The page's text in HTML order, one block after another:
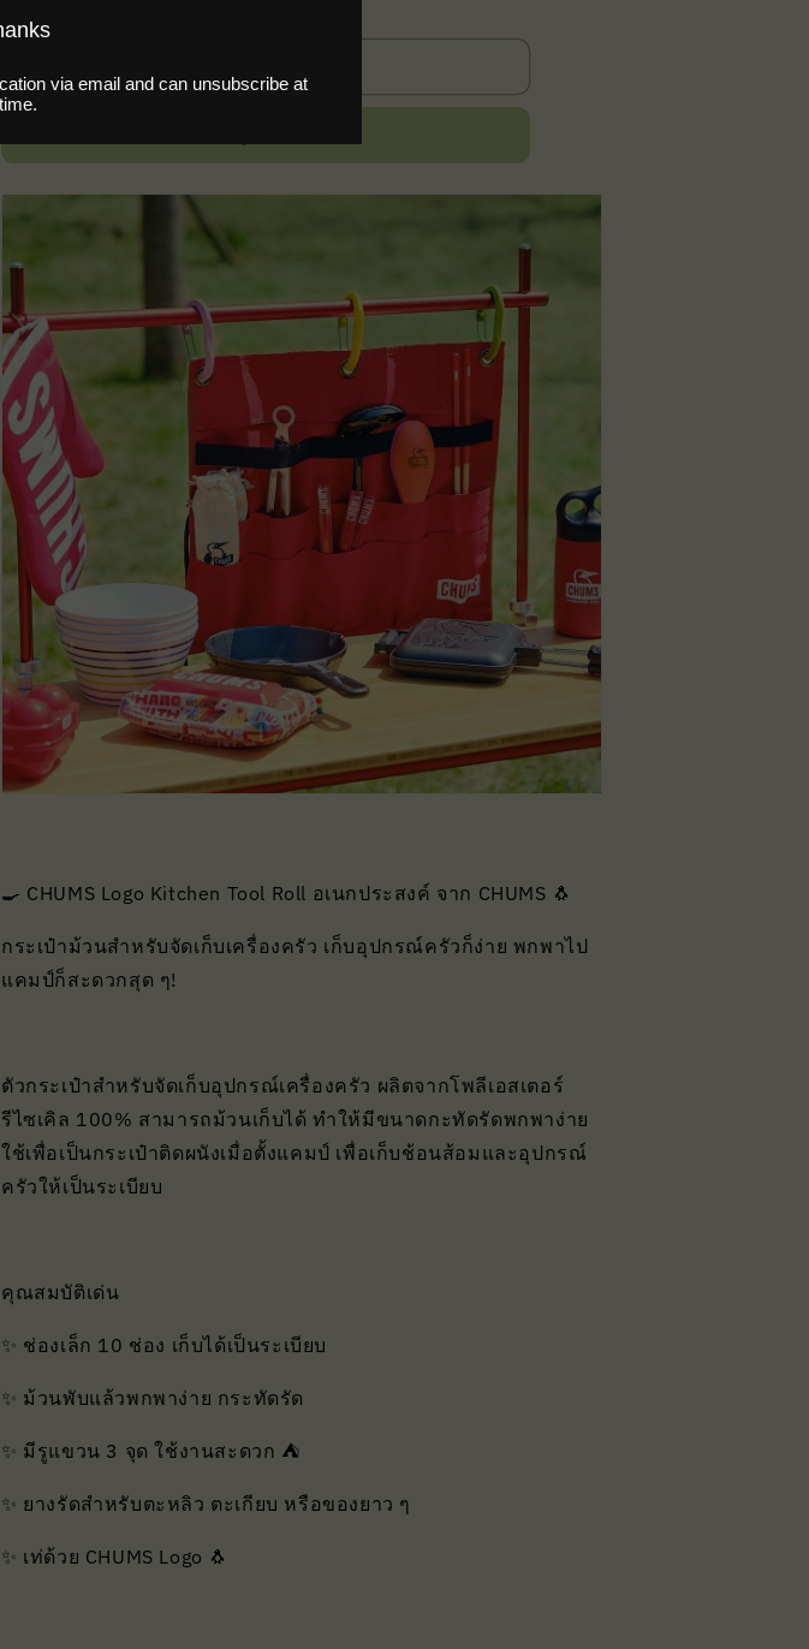
quantity
for
Logo
Kitchen
Tool
Roll
|
CHUMS
Logo
Tool
Roll
|
CHUMS
🍳 CHUMS Logo Kitchen Tool Roll อเนกประสงค์ จาก CHUMS 🐧
กระเป๋าม้วนสำหรับจัดเก็บเครื่องครัว เก็บอุปกรณ์ครัวก็ง่าย พกพาไป
แคมป์ก็สะดวกสุด ๆ!
ตัวกระเป๋าสำหรับจัดเก็บอุปกรณ์เครื่องครัว ผลิตจากโพลีเอสเตอร์
รีไซเคิล 100% สามารถม้วนเก็บได้ ทำให้มีขนาดกะทัดรัดพกพาง่าย
ใช้เพื่อเป็นกระเป๋าติดผนังเมื่อตั้งแคมป์ เพื่อเก็บช้อนส้อมและอุปกรณ์
ครัวให้เป็นระเบียบ
คุณสมบัติเด่น
✨ ช่องเล็ก 10 ช่อง เก็บได้เป็นระเบียบ
✨ ม้วนพับแล้วพกพาง่าย กระทัดรัด
✨ มีรูแขวน 3 จุด ใช้งานสะดวก ⛺
✨ ยางรัดสำหรับตะหลิว ตะเกียบ หรือของยาว ๆ
✨ เท่ด้วย CHUMS Logo 🐧